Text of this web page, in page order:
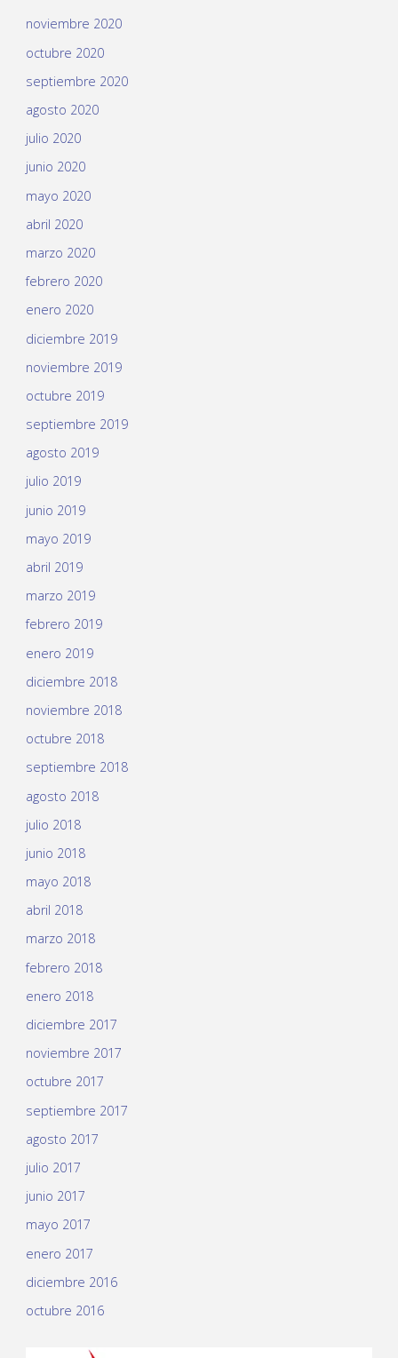
noviembre 2020
octubre 2020
septiembre 2020
agosto 2020
julio 2020
junio 2020
mayo 2020
abril 2020
marzo 2020
febrero 2020
enero 2020
diciembre 2019
noviembre 2019
octubre 2019
septiembre 2019
agosto 2019
julio 2019
junio 2019
mayo 2019
abril 2019
marzo 2019
febrero 2019
enero 2019
diciembre 2018
noviembre 2018
octubre 2018
septiembre 2018
agosto 2018
julio 2018
junio 2018
mayo 2018
abril 2018
marzo 2018
febrero 2018
enero 2018
diciembre 2017
noviembre 2017
octubre 2017
septiembre 2017
agosto 2017
julio 2017
junio 2017
mayo 2017
enero 2017
diciembre 2016
octubre 2016